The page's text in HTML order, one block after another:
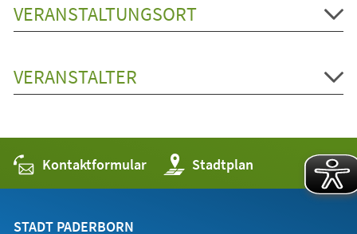
VERANSTALTUNGSORT
VERANSTALTER
Kontaktformular Stadtplan
(Öffnet
in
einem
STADT PADERBORN